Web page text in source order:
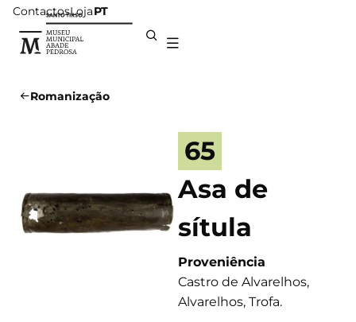
ContactosLojaPT
Romanização
65
Asa de
sítula
Proveniência
Castro de Alvarelhos,
Alvarelhos, Trofa.